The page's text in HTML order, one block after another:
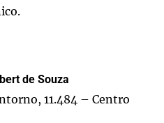
de Souza
11.484 – Centro